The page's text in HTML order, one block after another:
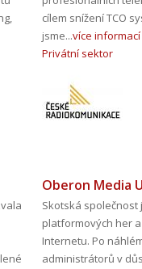
cílem snížení TCO
jsme...více informací
Privátní sektor
Oberon Media
Skotská
platformových her
Internetu. Po
administrátorů v